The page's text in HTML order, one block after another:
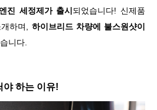
진 세정제가 출시 되었습니다! 신제품
하며, 하이브리드 차량에 불스원샷이
니다.
야 하는 이유!